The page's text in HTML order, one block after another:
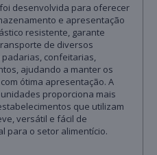
desenvolvida para oferecer
e apresentação
resistente, garante
de diversos
confeitarias,
ajudando a manter os
ótima apresentação. A
proporciona mais
que utilizam
versátil e fácil de
para o setor alimentício.